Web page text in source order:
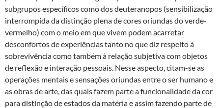
subgrupos específicos como dos deuteranopos (sensibilização
interrompida da distinção plena de cores oriundas do verde-
vermelho) com o meio em que vivem podem acarretar
desconfortos de experiências tanto no que diz respeito à
sobrevivência como também à relação subjetiva com objetos
de reflexão e interação pessoais. Nesse aspecto, citam-se as
operações mentais e sensações oriundas entre o ser humano e
as obras de arte, das quais fazem parte a funcionalidade da cor
para distinção de estados da matéria e assim fazendo parte de